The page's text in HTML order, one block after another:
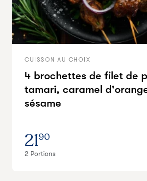
CUISSON AU CHOIX
4 brochettes de filet de
tamari, caramel
sésame
2190
2 Portions